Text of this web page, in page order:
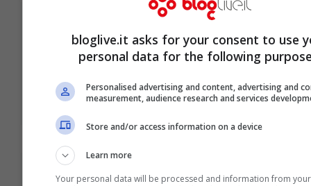
Emma Watson nel nuovo film di Sofia
Mar 1, 2012
Italia's Got Talent: i primi 8 finalisti
bloglive.it asks for your consent to use
personal data for the following
Personalised advertising and content, advertising and
measurement, audience research and services
Store and/or access information on a device
Learn more
Your personal data will be processed and information from